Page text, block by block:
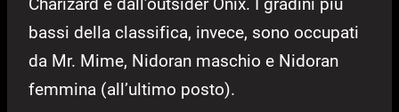
bassi della classifica, invece, sono occupati
da Mr. Mime, Nidoran maschio e Nidoran
femmina (all’ultimo posto).